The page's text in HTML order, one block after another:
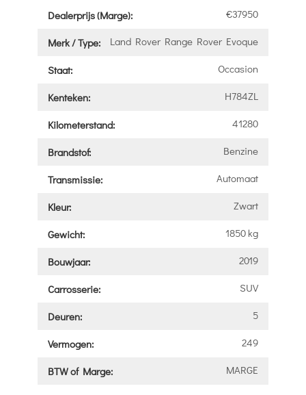
Dealerprijs (Marge): €37950
Merk / Type: Land Rover Range Rover Evoque
Staat: Occasion
Kenteken: H784ZL
Kilometerstand: 41280
Brandstof: Benzine
Transmissie: Automaat
Kleur: Zwart
Gewicht: 1850 kg
Bouwjaar: 2019
Carrosserie: SUV
Deuren: 5
Vermogen: 249
BTW of Marge: MARGE